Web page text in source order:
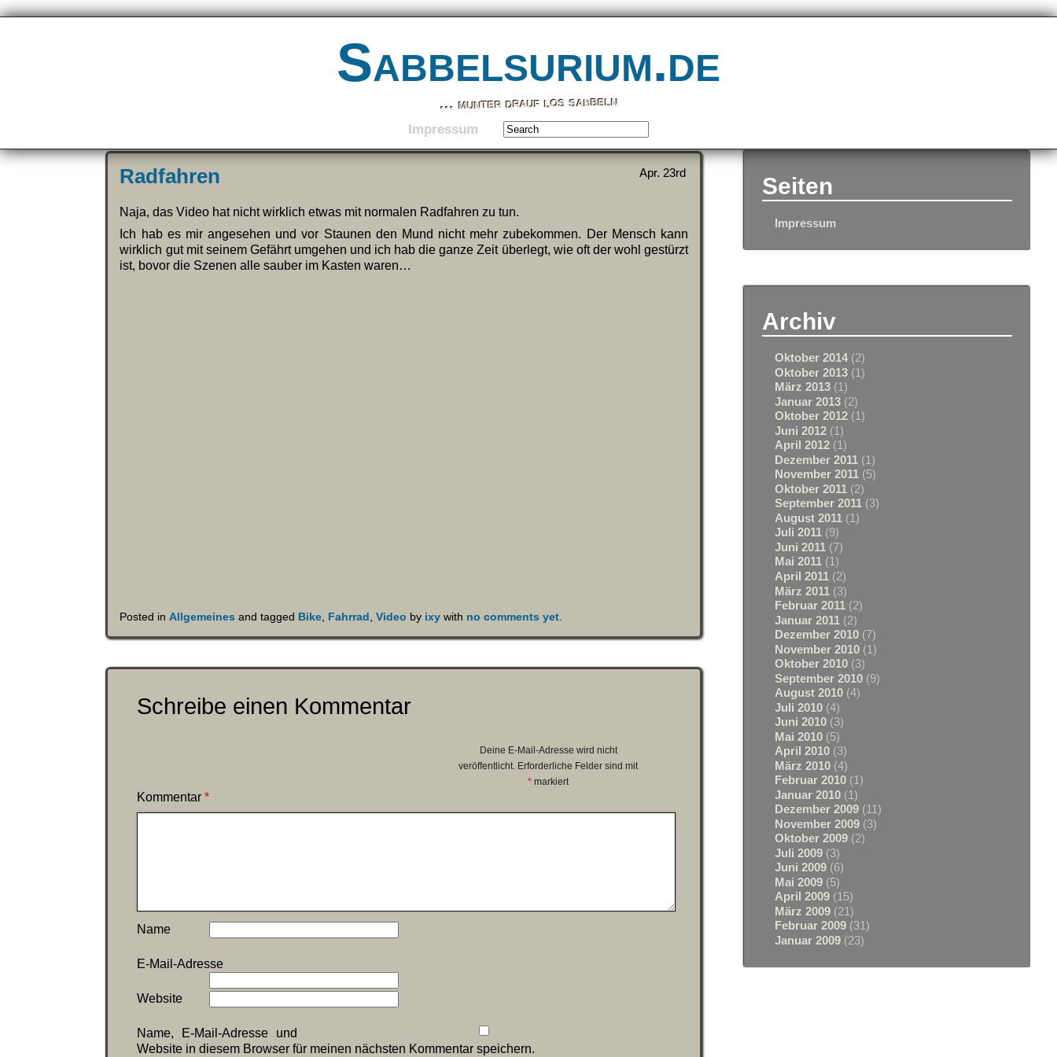
Sabbelsurium.de
… munter drauf los sabbeln
Impressum
Apr. 23rd
Radfahren
Naja, das Video hat nicht wirklich etwas mit normalen Radfahren zu tun.
Ich hab es mir angesehen und vor Staunen den Mund nicht mehr zubekommen. Der Mensch kann
wirklich gut mit seinem Gefährt umgehen und ich hab die ganze Zeit überlegt, wie oft der wohl gestürzt
ist, bovor die Szenen alle sauber im Kasten waren…
Posted inAllgemeines and tagged Bike Fahrrad ,Video by ixy with no comments yet
Schreibe einen Kommentar
Deine E-Mail-Adresse wird nicht
veröffentlicht. Erforderliche Felder sind mit
* markiert
Kommentar*
Name
E-Mail-Adresse
Website
Name, E-Mail-Adresse und
Website in diesem Browser für meinen nächsten Kommentar speichern.
Seiten
Impressum
Archiv
Oktober 2014 (2)
Oktober 2013 (1)
März 2013 (1)
Januar 2013 (2)
Oktober 2012 (1)
Juni 2012 (1)
April 2012 (1)
Dezember 2011 (1)
November 2011 (5)
Oktober 2011 (2)
September 2011 (3)
August 2011 (1)
Juli 2011 (9)
Juni 2011 (7)
Mai 2011 (1)
April 2011 (2)
März 2011 (3)
Februar 2011 (2)
Januar 2011 (2)
Dezember 2010 (7)
November 2010 (1)
Oktober 2010 (3)
September 2010 (9)
August 2010 (4)
Juli 2010 (4)
Juni 2010 (3)
Mai 2010 (5)
April 2010 (3)
März 2010 (4)
Februar 2010 (1)
Januar 2010 (1)
Dezember 2009 (11)
November 2009 (3)
Oktober 2009 (2)
Juli 2009 (3)
Juni 2009 (6)
Mai 2009 (5)
April 2009 (15)
März 2009 (21)
Februar 2009 (31)
Januar 2009 (23)